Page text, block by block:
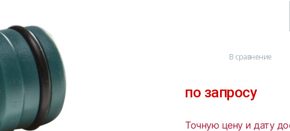
В сравнение
по запросу
Точную цену и дату